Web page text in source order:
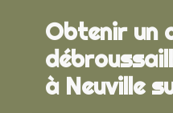
Obtenir un
à Neuville